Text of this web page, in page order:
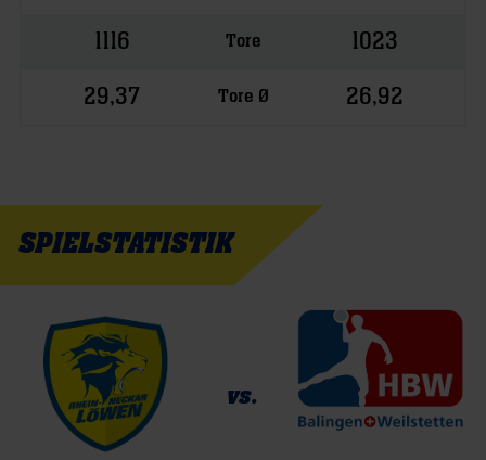
1116 Tore 1023
29,37 Tore Ø 26,92
SPIELSTATISTIK
vs.